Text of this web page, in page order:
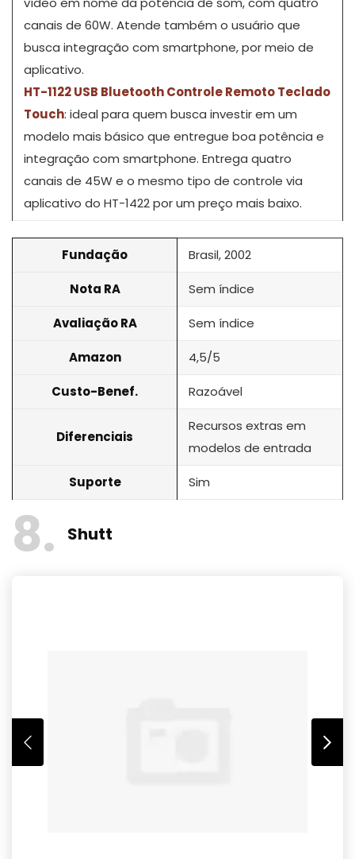
canais de 60W. Atende também o usuário que
busca integração com smartphone, por meio de
aplicativo.
HT-1122 USB Bluetooth Controle Remoto Teclado
Touch: ideal para quem busca investir em um
modelo mais básico que entregue boa potência e
integração com smartphone. Entrega quatro
canais de 45W e o mesmo tipo de controle via
aplicativo do HT-1422 por um preço mais baixo.
Fundação Brasil, 2002
Nota RA Sem índice
Avaliação RA Sem índice
Amazon 4,5/5
Custo-Benef. Razoável
Diferenciais
Recursos extras em
modelos de entrada
Suporte Sim
8 Shutt